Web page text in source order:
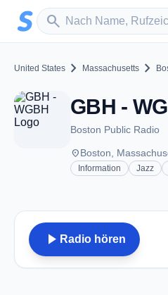
Zum Hauptinhalt springen
search
Sender suchen
United States chevron_right Massachusetts chevron_right
Boston Public Radio
placeBoston,
Information
Jazz
play_arrow Radio hören